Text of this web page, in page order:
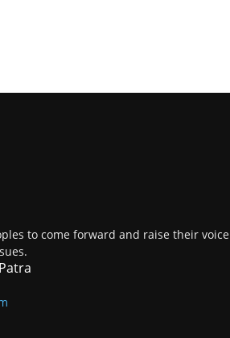
to come forward and raise their voice